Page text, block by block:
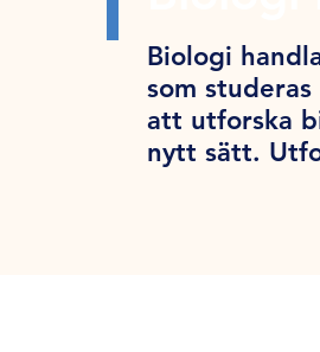
Biologi
som
att utforska
nytt sätt.